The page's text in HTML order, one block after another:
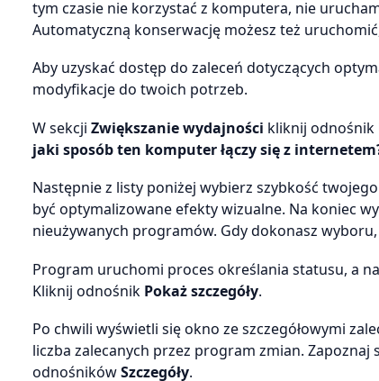
tym czasie nie korzystać z komputera, nie
Automatyczną konserwację możesz też
Aby uzyskać dostęp do zaleceń dotyczących
modyfikacje do twoich potrzeb.
W sekcji Zwiększanie wydajności kliknij odnośnik
jaki sposób ten komputer łączy się z
Następnie z listy poniżej wybierz szybkość
być optymalizowane efekty wizualne. Na koniec
nieużywanych programów. Gdy dokonasz
Program uruchomi proces określania statusu, a
Kliknij odnośnik Pokaż szczegóły.
Po chwili wyświetli się okno ze szczegółowymi
liczba zalecanych przez program zmian. Zapoznaj
odnośnikówSzczegóły.